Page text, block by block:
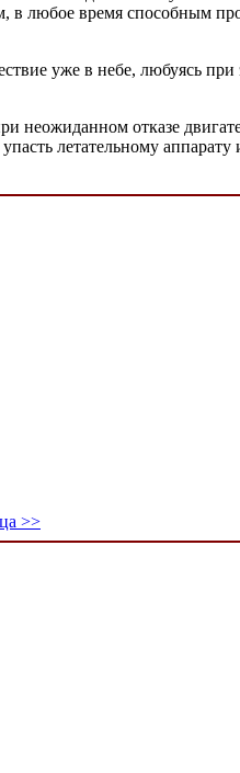
любое время способным
уже в небе, любуясь
неожиданном отказе
летательному аппарату
>>